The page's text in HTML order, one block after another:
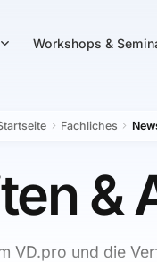
Workshops &
Fachliches
&
VD.pro und die